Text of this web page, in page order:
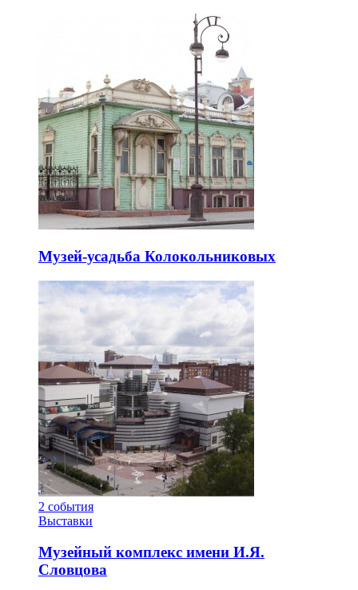
Музей-усадьба Колокольниковых
2 события
Выставки
Музейный комплекс имени И.Я.
Словцова